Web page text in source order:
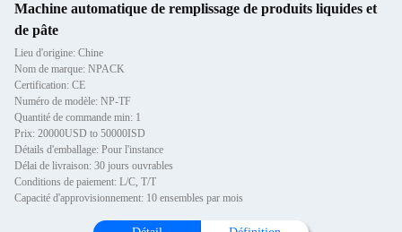
Machine automatique de remplissage de produits liquides et
de pâte
Lieu d'origine: Chine
Nom de marque: NPACK
Certification: CE
Numéro de modèle: NP-TF
Quantité de commande min: 1
Prix: 20000USD to 50000ISD
Détails d'emballage: Pour l'instance
Délai de livraison: 30 jours ouvrables
Conditions de paiement: L/C, T/T
Capacité d'approvisionnement: 10 ensembles par mois